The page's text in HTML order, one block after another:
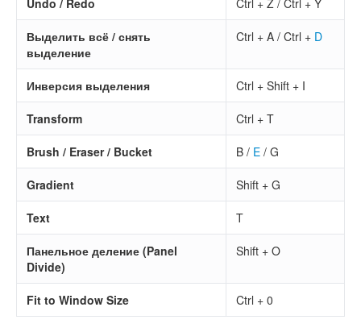
Выделить всё / снять
выделение
Ctrl + A / Ctrl + D
Инверсия выделения Ctrl + Shift + I
Transform Ctrl + T
Brush / Eraser / Bucket B / E / G
Gradient Shift + G
Text T
Панельное деление (Panel
Divide)
Shift + O
Fit to Window Size Ctrl + 0